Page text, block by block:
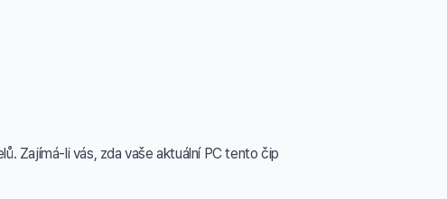
Zajímá-li vás, zda vaše aktuální PC tento čip